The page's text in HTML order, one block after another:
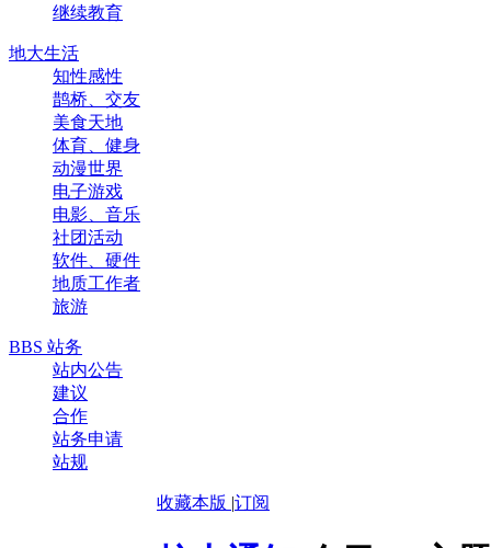
继续教育
地大生活
知性感性
鹊桥、交友
美食天地
体育、健身
动漫世界
电子游戏
电影、音乐
社团活动
软件、硬件
地质工作者
旅游
BBS 站务
站内公告
建议
合作
站务申请
站规
收藏本版 |订阅